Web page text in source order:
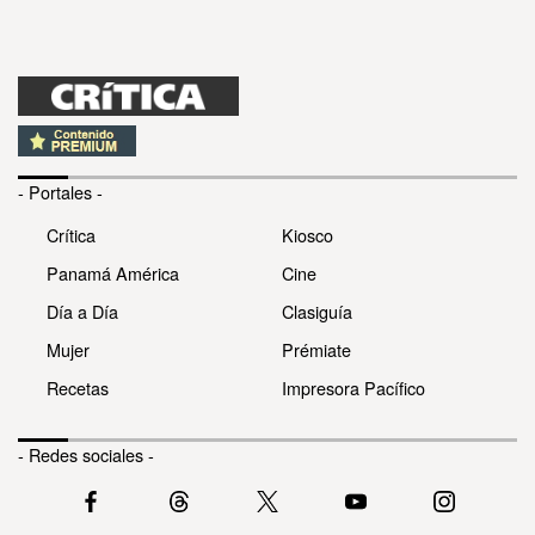
- Portales -
Crítica
Panamá América
Día a Día
Mujer
Recetas
Kiosco
Cine
Clasiguía
Prémiate
Impresora Pacífico
- Redes sociales -